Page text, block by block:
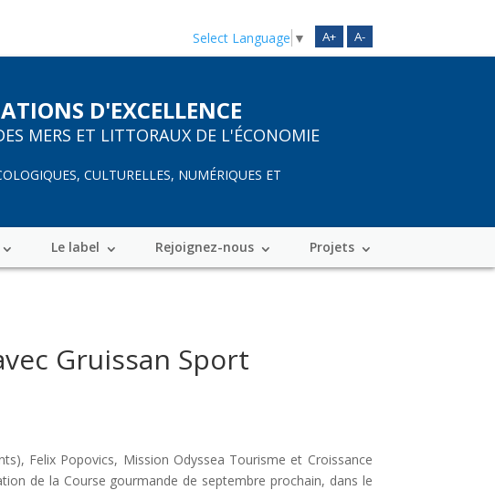
A+ A-
Select Language ▼
D'EXCELLENCE
MERS ET LITTORAUX DE L'ÉCONOMIE
CULTURELLES, NUMÉRIQUES ET
Le label Rejoignez-nous Projets
Gruissan Sport
Felix Popovics, Mission Odyssea Tourisme et Croissance
de la Course gourmande de septembre prochain, dans le